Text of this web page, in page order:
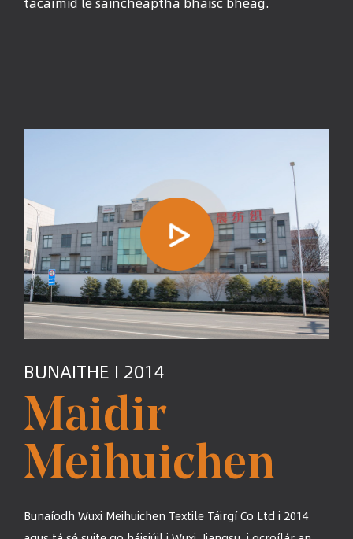
BUNAITHE I 2014
Maidir
Meihuichen
Bunaíodh Wuxi Meihuichen Textile Táirgí Co Ltd i 2014